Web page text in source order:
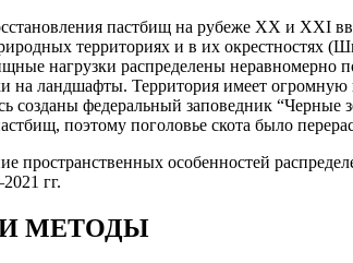
пастбищ на рубеже XX и
территориях и в их окрестностях
нагрузки распределены неравномерно
на ландшафты. Территория имеет
созданы федеральный заповедник
поэтому поголовье скота было
пространственных особенностей
гг.
МЕТОДЫ